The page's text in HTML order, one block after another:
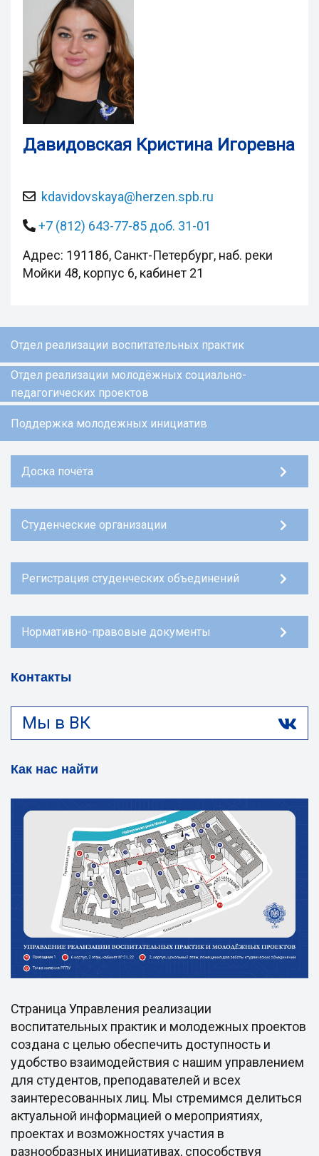
Давидовская Кристина Игоревна
kdavidovskaya@herzen.spb.ru
+7 (812) 643-77-85 доб. 31-01
Адрес: 191186, Санкт-Петербург, наб. реки
Мойки 48, корпус 6, кабинет 21
Отдел реализации воспитательных практик
Отдел реализации молодёжных социально-
педагогических проектов
Поддержка молодежных инициатив
Доска почёта
Студенческие организации
Регистрация студенческих объединений
Нормативно-правовые документы
Контакты
Мы в ВК
Как нас найти
Страница Управления реализации
воспитательных практик и молодежных проектов
создана с целью обеспечить доступность и
удобство взаимодействия с нашим управлением
для студентов, преподавателей и всех
заинтересованных лиц. Мы стремимся делиться
актуальной информацией о мероприятиях,
проектах и возможностях участия в
разнообразных инициативах, способствуя